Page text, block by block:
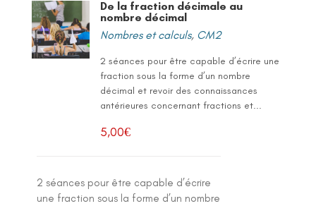
De la fraction décimale au
nombre décimal
Nombres et calculs, CM2
2 séances pour être capable d’écrire une
fraction sous la forme d’un nombre
décimal et revoir des connaissances
antérieures concernant fractions et...
5,00€
2 séances pour être capable d’écrire
une fraction sous la forme d’un nombre